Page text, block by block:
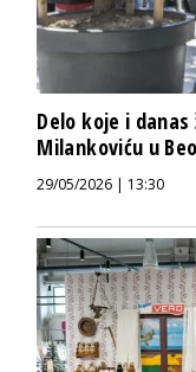
Delo koje i
Milankoviću u
29/05/2026 | 13:30